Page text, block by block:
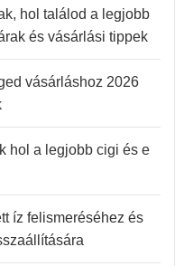
hol találod a legjobb
és vásárlási tippek
vásárláshoz 2026
hol a legjobb cigi és e
íz felismeréséhez és